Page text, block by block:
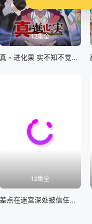
12集全
真・进化果 实不知不觉踏上胜利的人生
12集全
差点在迷宫深处被信任的伙伴杀掉，但靠着天赐技能「无限扭蛋」获得等级9999的伙伴，我要向前队友和世界展开复仇&amp;「给他们好看！」